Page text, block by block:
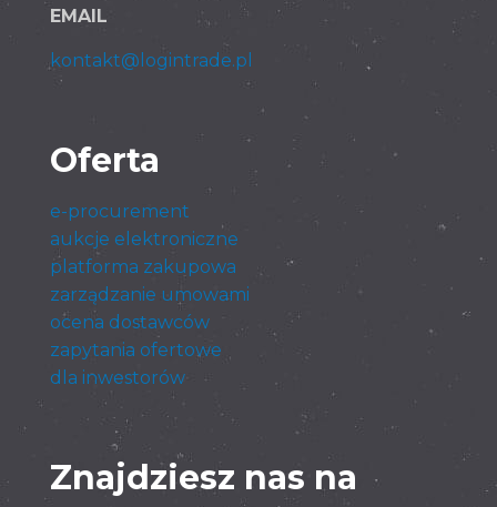
EMAIL
kontakt@logintrade.pl
Oferta
e-procurement
aukcje elektroniczne
platforma zakupowa
zarządzanie umowami
ocena dostawców
zapytania ofertowe
dla inwestorów
Znajdziesz nas na